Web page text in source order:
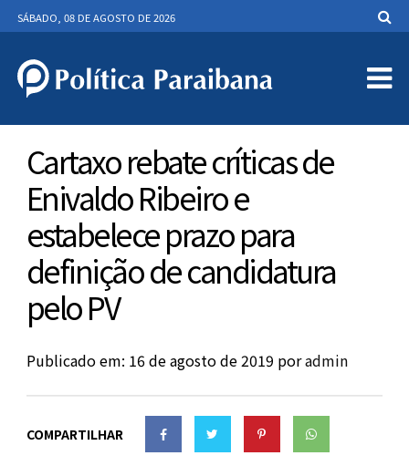
SÁBADO, 08 DE AGOSTO DE 2026
Cartaxo rebate críticas de
Enivaldo Ribeiro e
estabelece prazo para
definição de candidatura
pelo PV
Publicado em: 16 de agosto de 2019 poradmin
COMPARTILHAR